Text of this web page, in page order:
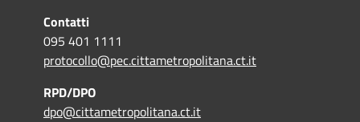
Contatti
095 401 1111
protocollo@pec.cittametropolitana.ct.it
RPD/DPO
dpo@cittametropolitana.ct.it